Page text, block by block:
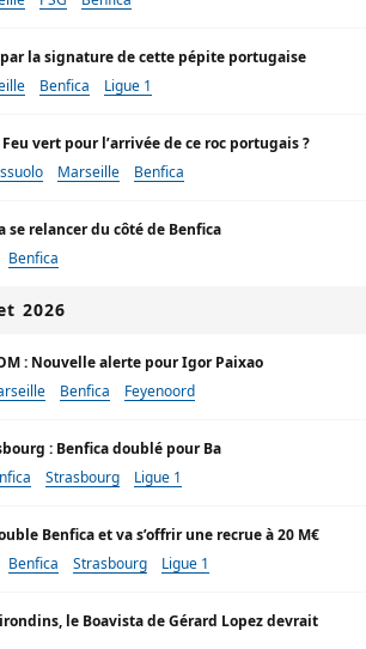
par la signature de cette pépite portugaise
Benfica Ligue 1
vert pour l’arrivée de ce roc portugais ?
Marseille Benfica
se relancer du côté de Benfica
Benfica
2026
: Nouvelle alerte pour Igor Paixao
Benfica Feyenoord
: Benfica doublé pour Ba
Strasbourg Ligue 1
Benfica et va s’offrir une recrue à 20 M€
Benfica Strasbourg Ligue 1
le Boavista de Gérard Lopez devrait